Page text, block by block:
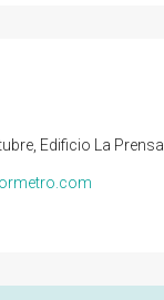
Edificio La Prensa.